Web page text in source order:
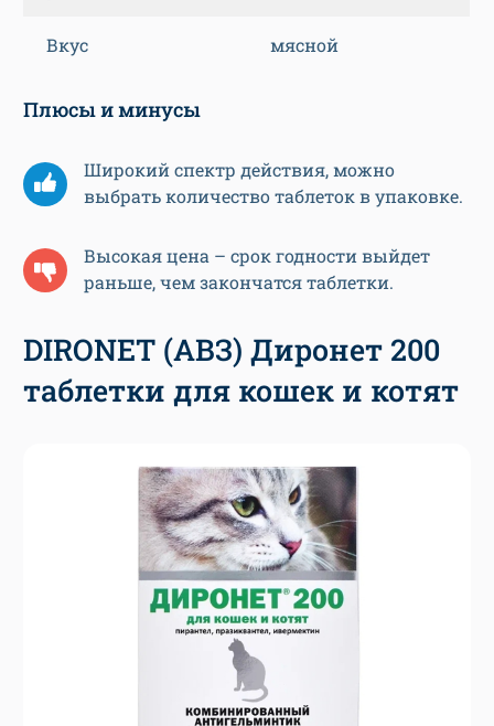
Вкус мясной
Плюсы и минусы
Широкий спектр действия, можно
выбрать количество таблеток в упаковке.
Высокая цена – срок годности выйдет
раньше, чем закончатся таблетки.
DIRONET (АВЗ) Диронет 200
таблетки для кошек и котят